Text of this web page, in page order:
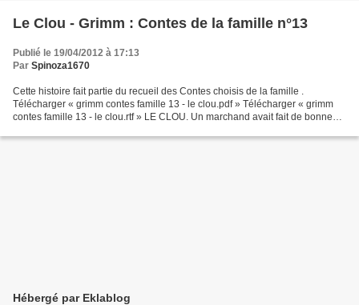
Le Clou - Grimm : Contes de la famille n°13
Publié le 19/04/2012 à 17:13
Par Spinoza1670
Cette histoire fait partie du recueil des Contes choisis de la famille .
Télécharger « grimm contes famille 13 - le clou.pdf » Télécharger « grimm
contes famille 13 - le clou.rtf » LE CLOU. Un marchand avait fait de bonnes
Hébergé par Eklablog